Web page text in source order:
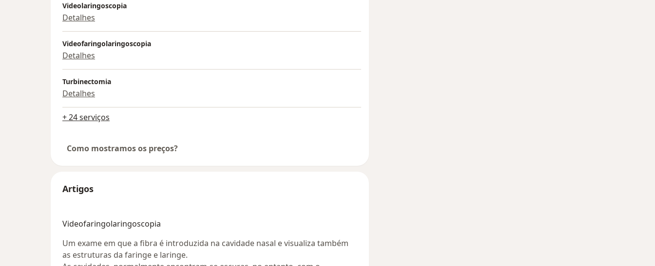
Videolaringoscopia
Detalhes
Videofaringolaringoscopia
Detalhes
Turbinectomia
Detalhes
+ 24 serviços
Como mostramos os preços?
Artigos
Videofaringolaringoscopia
Um exame em que a fibra é introduzida na cavidade nasal e visualiza também
as estruturas da faringe e laringe.